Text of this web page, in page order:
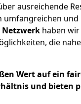
ausreichende
umfangreichen und
haben
die
Wert auf ein
und bieten